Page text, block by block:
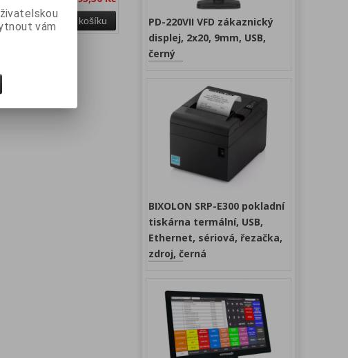
Přidat do košíku
PD-220VII VFD zákaznický
displej, 2x20, 9mm, USB,
černý
BIXOLON SRP-E300 pokladní
tiskárna termální, USB,
Ethernet, sériová, řezačka,
zdroj, černá
vám